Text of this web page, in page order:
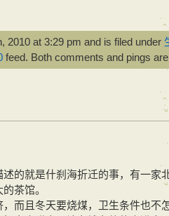
2010 at 3:29 pm and is filed under
feed. Both comments and pings
的就是什刹海折迁的事，有一家
茶馆。
而且冬天要烧煤，卫生条件也不